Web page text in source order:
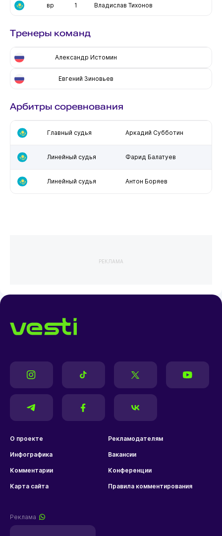
вр 1 Владислав Тихонов
Тренеры команд
Александр Истомин
Евгений Зиновьев
Арбитры соревнования
Главный судья Аркадий Субботин
Линейный судья Фарид Балатуев
Линейный судья Антон Боряев
РЕКЛАМА
О проекте Рекламодателям
Инфографика Вакансии
Комментарии Конференции
Карта сайта Правила комментирования
Реклама